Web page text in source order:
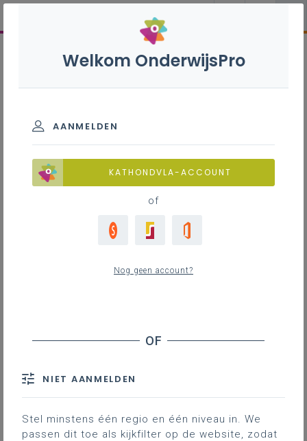
Welkom OnderwijsPro
AANMELDEN
KATHONDVLA-ACCOUNT
of
Nog geen account?
NIET AANMELDEN
Stel minstens één regio en één niveau in. We
passen dit toe als kijkfilter op de website, zodat